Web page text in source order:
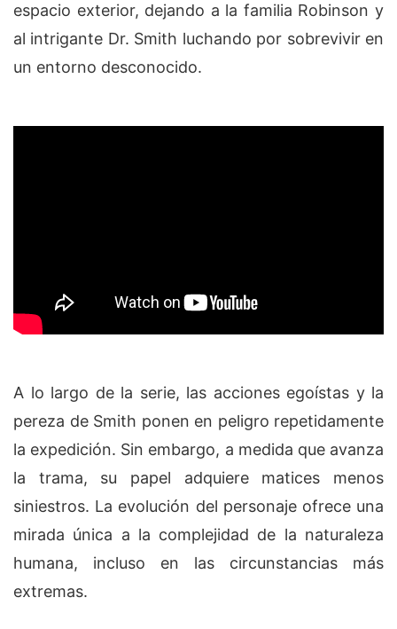
espacio exterior, dejando a la familia Robinson y
al intrigante Dr. Smith luchando por sobrevivir en
un entorno desconocido.
A lo largo de la serie, las acciones egoístas y la
pereza de Smith ponen en peligro repetidamente
la expedición. Sin embargo, a medida que avanza
la trama, su papel adquiere matices menos
siniestros. La evolución del personaje ofrece una
mirada única a la complejidad de la naturaleza
humana, incluso en las circunstancias más
extremas.